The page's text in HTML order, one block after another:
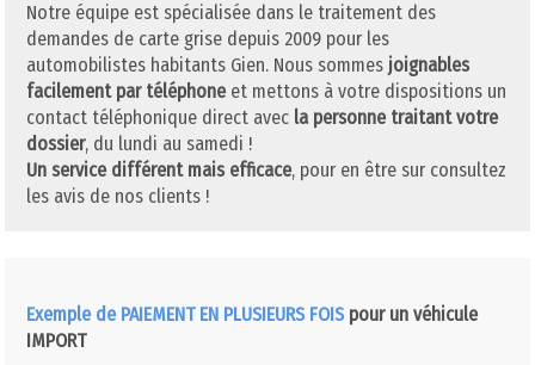
Notre équipe est spécialisée dans le traitement des
demandes de carte grise depuis 2009 pour les
automobilistes habitants Gien. Nous sommes joignables
facilement par téléphone et mettons à votre dispositions un
contact téléphonique direct avec la personne traitant votre
dossier, du lundi au samedi !
Un service différent mais efficace, pour en être sur consultez
les avis de nos clients !
Exemple de PAIEMENT EN PLUSIEURS FOIS pour un véhicule
IMPORT